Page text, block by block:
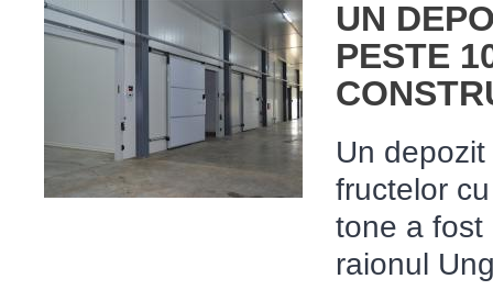
UN
PESTE
Un
fructelor
tone a fost
raionul